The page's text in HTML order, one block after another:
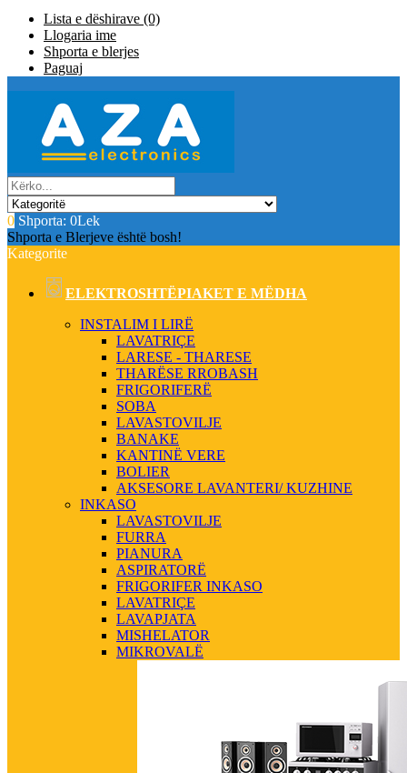
Lista e dëshirave (0)
Llogaria ime
Shporta e blerjes
Paguaj
0 Shporta: 0Lek
Shporta e Blerjeve është bosh!
Kategorite
ELEKTROSHTËPIAKET E MËDHA
INSTALIM I LIRË
LAVATRIÇE
LARESE - THARESE
THARËSE RROBASH
FRIGORIFERË
SOBA
LAVASTOVILJE
BANAKE
KANTINË VERE
BOLIER
AKSESORE LAVANTERI/ KUZHINE
INKASO
LAVASTOVILJE
FURRA
PIANURA
ASPIRATORË
FRIGORIFER INKASO
LAVATRIÇE
LAVAPJATA
MISHELATOR
MIKROVALË